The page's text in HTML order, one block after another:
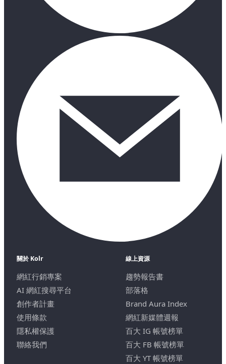
關於 Kolr
網紅行銷專案
AI 網紅搜尋平台
創作者計畫
使用條款
隱私權保護
聯絡我們
線上資源
趨勢報告書
部落格
Brand Aura Index
網紅新媒體週報
百大 IG 帳號榜單
百大 FB 帳號榜單
百大 YT 帳號榜單